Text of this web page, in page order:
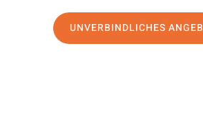
UNVERBINDLICHES